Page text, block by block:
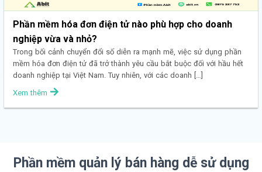
Phần mềm hóa đơn điện tử nào phù hợp cho doanh
nghiệp vừa và nhỏ?
Trong bối cảnh chuyển đổi số diễn ra mạnh mẽ, việc sử dụng phần
mềm hóa đơn điện tử đã trở thành yêu cầu bắt buộc đối với hầu hết
doanh nghiệp tại Việt Nam. Tuy nhiên, với các doanh […]
Xem thêm
Phần mềm quản lý bán hàng dễ sử dụng